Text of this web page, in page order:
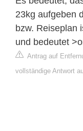
23kg aufgeben
bzw. Reiseplan
und bedeutet
Antrag auf
vollständige Antwort